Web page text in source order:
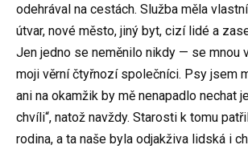
odehrával na cestách. Služba měla
útvar, nové město, jiný byt, cizí lidé a
Jen jedno se neměnilo nikdy — se mnou
moji věrní čtyřnozí společníci. Psy jsem
ani na okamžik by mě nenapadlo nechat
chvíli“, natož navždy. Starosti k tomu
rodina, a ta naše byla odjakživa lidská i